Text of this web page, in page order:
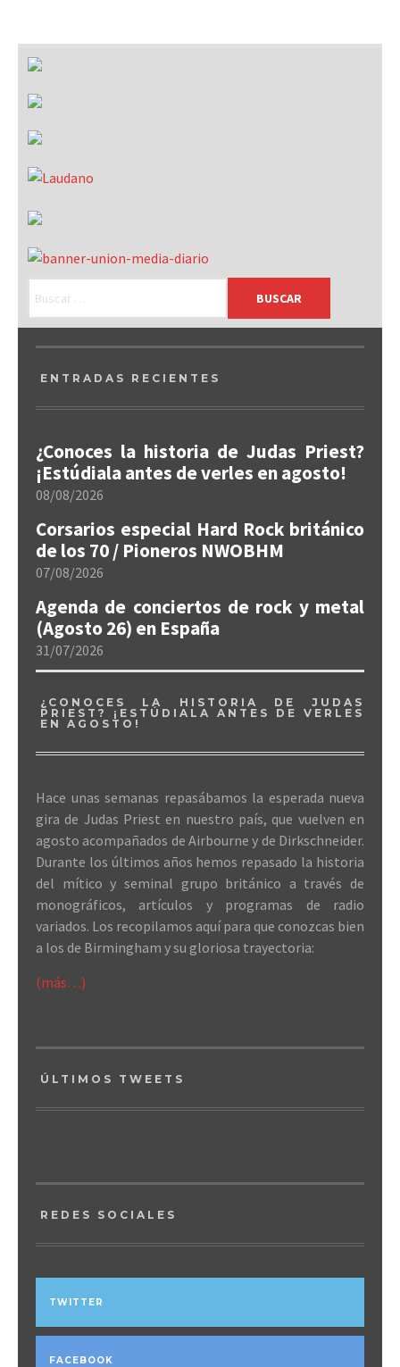
ENTRADAS RECIENTES
¿Conoces la historia de Judas Priest?
¡Estúdiala antes de verles en agosto!
08/08/2026
Corsarios especial Hard Rock británico
de los 70 / Pioneros NWOBHM
07/08/2026
Agenda de conciertos de rock y metal
(Agosto 26) en España
31/07/2026
¿CONOCES LA HISTORIA DE JUDAS
PRIEST? ¡ESTÚDIALA ANTES DE VERLES
EN AGOSTO!
Hace unas semanas repasábamos la esperada nueva
gira de Judas Priest en nuestro país, que vuelven en
agosto acompañados de Airbourne y de Dirkschneider.
Durante los últimos años hemos repasado la historia
del mítico y seminal grupo británico a través de
monográficos, artículos y programas de radio
variados. Los recopilamos aquí para que conozcas bien
a los de Birmingham y su gloriosa trayectoria:
(más…)
ÚLTIMOS TWEETS
REDES SOCIALES
TWITTER
FACEBOOK